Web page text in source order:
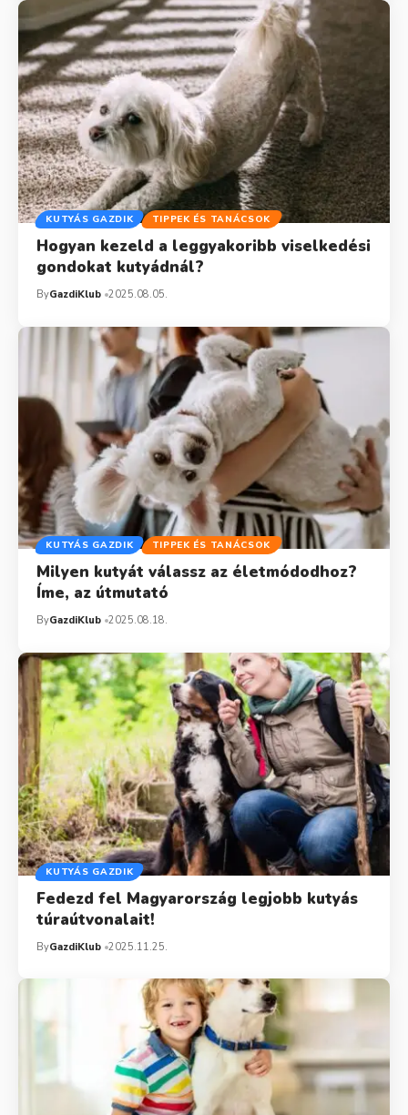
KUTYÁS GAZDIK TIPPEK ÉS TANÁCSOK
Hogyan kezeld a leggyakoribb viselkedési
gondokat kutyádnál?
ByGazdiKlub 2025.08.05.
KUTYÁS GAZDIK TIPPEK ÉS TANÁCSOK
Milyen kutyát válassz az életmódodhoz?
Íme, az útmutató
ByGazdiKlub 2025.08.18.
KUTYÁS GAZDIK
Fedezd fel Magyarország legjobb kutyás
túraútvonalait!
ByGazdiKlub 2025.11.25.